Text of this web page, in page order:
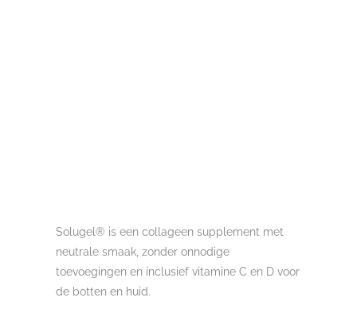
Solugel® is een collageen supplement met
neutrale smaak, zonder onnodige
toevoegingen en inclusief vitamine C en D voor
de botten en huid.